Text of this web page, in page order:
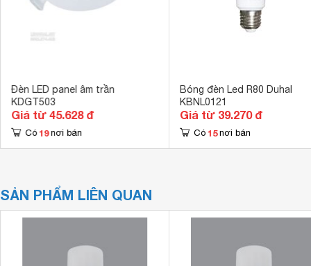
Đèn LED panel âm trần
KDGT503
Giá từ 45.628 đ
Có 19 nơi bán
Bóng đèn Led R80 Duhal
KBNL0121
Giá từ 39.270 đ
Có 15 nơi bán
SẢN PHẨM LIÊN QUAN